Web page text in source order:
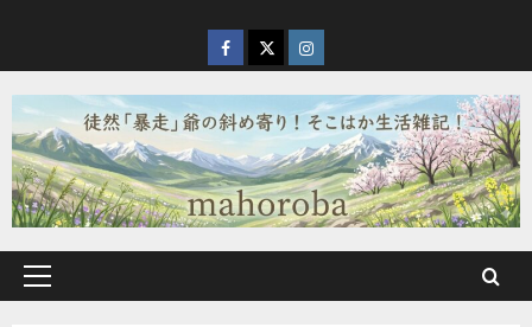
を
ス
キ
ッ
プ
facebook
X Instagram
メ